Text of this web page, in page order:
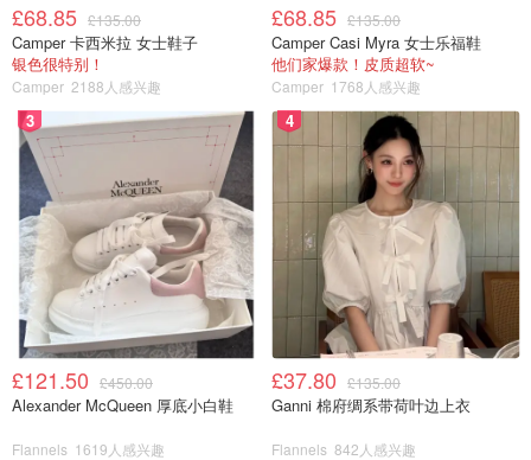
£68.85 £135.00
Camper 卡西米拉 女士鞋子
银色很特别！
Camper 2188人感兴趣
£68.85 £135.00
Camper Casi Myra 女士乐福鞋
他们家爆款！皮质超软~
Camper 1768人感兴趣
3
£121.50 £450.00
Alexander McQueen 厚底小白鞋
Flannels 1619人感兴趣
4
£37.80 £135.00
Ganni 棉府绸系带荷叶边上衣
Flannels 842人感兴趣